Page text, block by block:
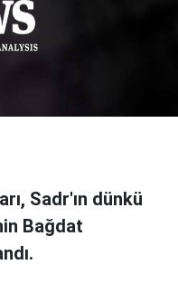
Sadr'ın dünkü
Bağdat